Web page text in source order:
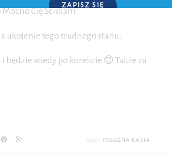
Cię Ściskam.
ukojenie tego trudnego stanu.
i będzie wtedy po korekcie 😊 Także za
autor POŁOŻNA KASIA
ZAPISZ SIĘ